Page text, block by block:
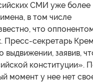
СМИ уже более
в том числе
что
Пресс-секретарь
заявив,
конституции».
момент у нее нет